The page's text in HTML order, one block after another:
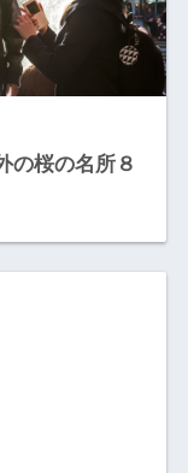
の桜の名所８